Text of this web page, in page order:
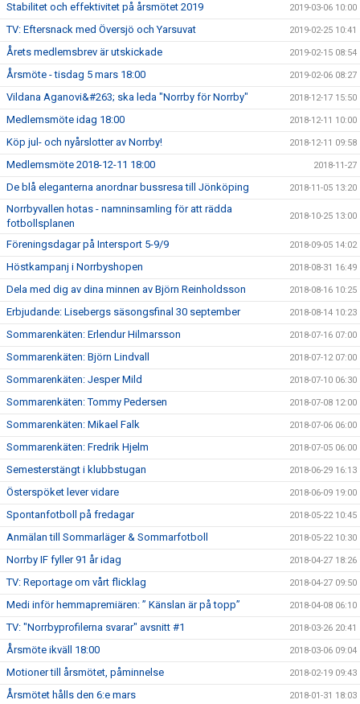
Stabilitet och effektivitet på årsmötet 2019 2019-03-06 10:00
TV: Eftersnack med Översjö och Yarsuvat 2019-02-25 10:41
Årets medlemsbrev är utskickade 2019-02-15 08:54
Årsmöte - tisdag 5 mars 18:00 2019-02-06 08:27
Vildana Aganovi&#263; ska leda "Norrby för Norrby" 2018-12-17 15:50
Medlemsmöte idag 18:00 2018-12-11 10:00
Köp jul- och nyårslotter av Norrby! 2018-12-11 09:58
Medlemsmöte 2018-12-11 18:00 2018-11-27
De blå eleganterna anordnar bussresa till Jönköping 2018-11-05 13:20
Norrbyvallen hotas - namninsamling för att rädda
fotbollsplanen
2018-10-25 13:00
Föreningsdagar på Intersport 5-9/9 2018-09-05 14:02
Höstkampanj i Norrbyshopen 2018-08-31 16:49
Dela med dig av dina minnen av Björn Reinholdsson 2018-08-16 10:25
Erbjudande: Lisebergs säsongsfinal 30 september 2018-08-14 10:23
Sommarenkäten: Erlendur Hilmarsson 2018-07-16 07:00
Sommarenkäten: Björn Lindvall 2018-07-12 07:00
Sommarenkäten: Jesper Mild 2018-07-10 06:30
Sommarenkäten: Tommy Pedersen 2018-07-08 12:00
Sommarenkäten: Mikael Falk 2018-07-06 06:00
Sommarenkäten: Fredrik Hjelm 2018-07-05 06:00
Semesterstängt i klubbstugan 2018-06-29 16:13
Österspöket lever vidare 2018-06-09 19:00
Spontanfotboll på fredagar 2018-05-22 10:45
Anmälan till Sommarläger & Sommarfotboll 2018-05-22 10:30
Norrby IF fyller 91 år idag 2018-04-27 18:26
TV: Reportage om vårt flicklag 2018-04-27 09:50
Medi inför hemmapremiären: ” Känslan är på topp” 2018-04-08 06:10
TV: "Norrbyprofilerna svarar" avsnitt #1 2018-03-26 20:41
Årsmöte ikväll 18:00 2018-03-06 09:04
Motioner till årsmötet, påminnelse 2018-02-19 09:43
Årsmötet hålls den 6:e mars 2018-01-31 18:03